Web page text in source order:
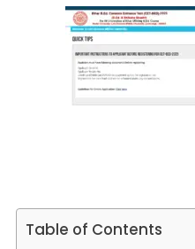
Table of Contents